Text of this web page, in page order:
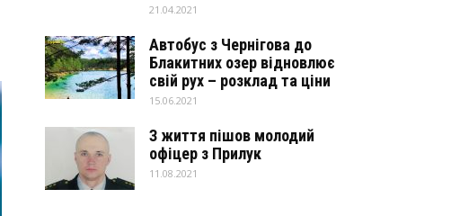
21.04.2021
Автобус з Чернігова до
Блакитних озер відновлює
свій рух – розклад та ціни
15.06.2021
З життя пішов молодий
офіцер з Прилук
11.08.2021